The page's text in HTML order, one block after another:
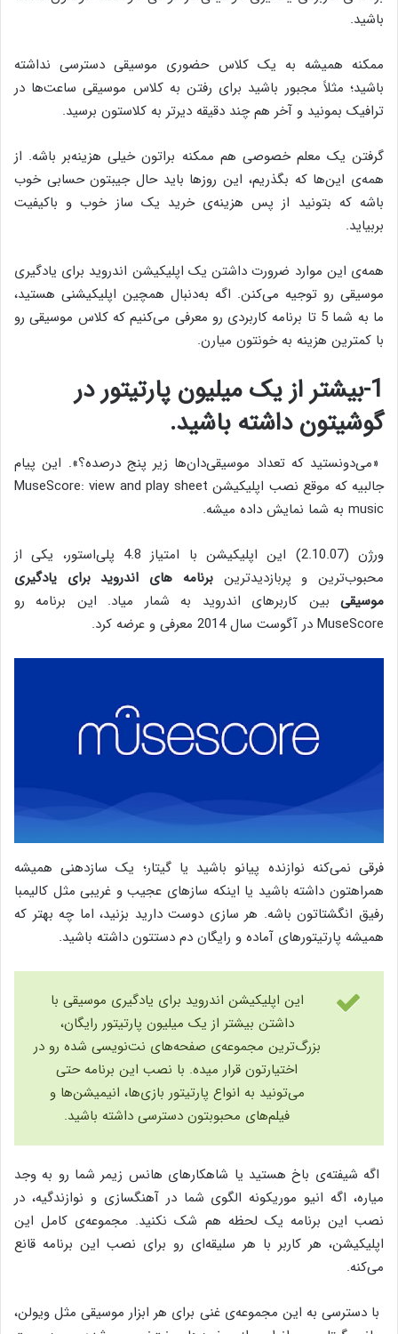
باشید.
ممکنه همیشه به یک کلاس حضوری موسیقی دسترسی نداشته
باشید؛ مثلاً مجبور باشید برای رفتن به کلاس موسیقی ساعت‌ها در
ترافیک بمونید و آخر هم چند دقیقه دیرتر به کلاستون برسید.
گرفتن یک معلم خصوصی هم ممکنه براتون خیلی هزینه‌بر باشه. از
همه‌ی این‌ها که بگذریم، این روزها باید حال جیبتون حسابی خوب
باشه که بتونید از پس هزینه‌ی خرید یک ساز خوب و باکیفیت
بربیاید.
همه‌‌ی این موارد ضرورت داشتن یک اپلیکیشن اندروید برای یادگیری
موسیقی رو توجیه می‌کنن. اگه به‌دنبال همچین اپلیکیشنی هستید،
ما به شما 5 تا برنامه کاربردی رو معرفی می‌کنیم که کلاس موسیقی رو
با کمترین هزینه به خونتون میارن.
1-بیشتر از یک میلیون پارتیتور در
گوشیتون داشته باشید.
«می‌دونستید که تعداد موسیقی‌دان‌ها زیر پنج درصده؟». این پیام
جالبیه که موقع نصب اپلیکیشن MuseScore: view and play sheet
music به شما نمایش داده میشه.
ورژن (2.10.07) این اپلیکیشن با امتیاز 4.8 پلی‌استور، یکی از
محبوب‌ترین و پربازدید‌ترینبرنامه‌ های اندروید برای یادگیری
موسیقی بین کاربرهای اندروید به شمار میاد. این برنامه رو
MuseScore در آگوست سال 2014 معرفی و عرضه کرد.
فرقی نمی‌کنه نوازنده پیانو باشید یا گیتار؛ یک سازدهنی همیشه
همراهتون داشته باشید یا اینکه سازهای عجیب و غریبی مثل کالیمبا
رفیق انگشتاتون باشه. هر سازی دوست دارید بزنید، اما چه بهتر که
همیشه پارتیتور‌های آماده و رایگان دم دستتون داشته باشید.
این اپلیکیشن اندروید برای یادگیری موسیقی با
داشتن بیشتر از یک میلیون پارتیتور رایگان،
بزرگ‌ترین مجموعه‌ی صفحه‌های نت‌نویسی شده رو در
اختیارتون قرار میده. با نصب این برنامه حتی
می‌تونید به انواع پارتیتور بازی‌ها، انیمیشن‌ها و
فیلم‌های محبوبتون دسترسی داشته باشید.
اگه شیفته‌ی باخ هستید یا شاهکارهای هانس زیمر شما رو به وجد
میاره، اگه انیو موریکونه الگوی شما در آهنگسازی و نوازندگیه، در
نصب این برنامه یک لحظه‌ هم شک نکنید. مجموعه‌ی کامل این
اپلیکیشن، هر کاربر با هر سلیقه‌ای رو برای نصب این برنامه قانع
می‌کنه.
با دسترسی به این مجموعه‌ی غنی برای هر ابزار موسیقی مثل ویولن،